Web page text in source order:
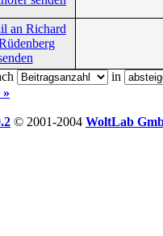
in
»
© 2001-2004 WoltLab